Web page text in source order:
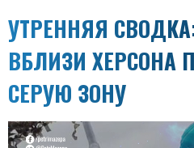
УТРЕННЯЯ
ВБЛИЗИ ХЕРСОНА
СЕРУЮ ЗОНУ